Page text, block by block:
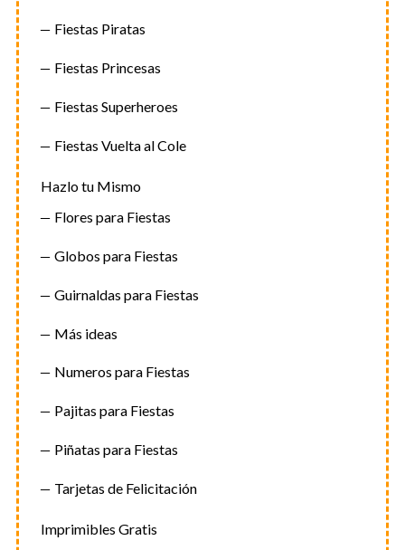
Fiestas Piratas
Fiestas Princesas
Fiestas Superheroes
Fiestas Vuelta al Cole
Hazlo tu Mismo
Flores para Fiestas
Globos para Fiestas
Guirnaldas para Fiestas
Más ideas
Numeros para Fiestas
Pajitas para Fiestas
Piñatas para Fiestas
Tarjetas de Felicitación
Imprimibles Gratis